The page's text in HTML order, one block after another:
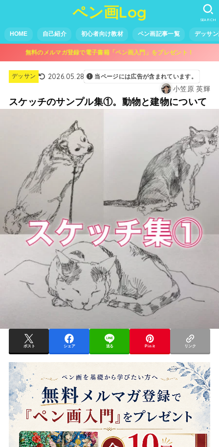
ペン画Log
HOME 自己紹介 初心者向け教材 ペン画記事一覧 デッサ
SEARCH
無料のメルマガ登録で電子書籍「ペン画入門」をプレゼント！
デッサン 2026.05.28 当ページには広告が含まれています。
小笠原 英輝
スケッチのサンプル集①。動物と建物について
ポスト シェア 送る Pin it リンク